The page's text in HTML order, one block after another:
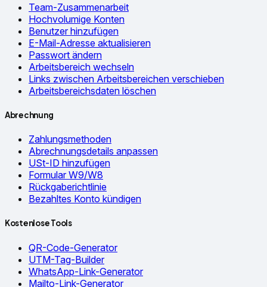
Team-Zusammenarbeit
Hochvolumige Konten
Benutzer hinzufügen
E-Mail-Adresse aktualisieren
Passwort ändern
Arbeitsbereich wechseln
Links zwischen Arbeitsbereichen verschieben
Arbeitsbereichsdaten löschen
Abrechnung
Zahlungsmethoden
Abrechnungsdetails anpassen
USt-ID hinzufügen
Formular W9/W8
Rückgaberichtlinie
Bezahltes Konto kündigen
Kostenlose Tools
QR-Code-Generator
UTM-Tag-Builder
WhatsApp-Link-Generator
Mailto-Link-Generator